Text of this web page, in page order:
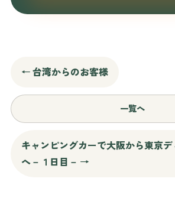
← 台湾からのお客様
一覧へ
キャンピングカーで大阪から東京
へ－１日目－ →